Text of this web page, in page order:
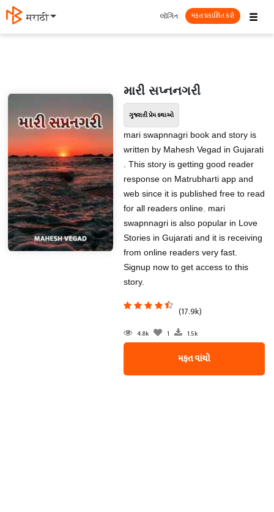
मराठी ☰
લૉગિન મફત પ્રકાશિત કરો
મારી સપ્નનગરી
ગુજરાતી પ્રેમ કથાઓ
mari swapnnagri book and story is
written by Mahesh Vegad in Gujarati
. This story is getting good reader
response on Matrubharti app and
web since it is published free to read
for all readers online. mari
swapnnagri is also popular in Love
Stories in Gujarati and it is receiving
from online readers very fast.
Signup now to get access to this
story.
(17.9k)
4.8k 1 1.5k
મફત વાંચો